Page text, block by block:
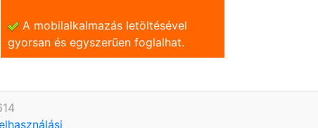
A mobilalkalmazás letöltésével
gyorsan és egyszerũen foglalhat.